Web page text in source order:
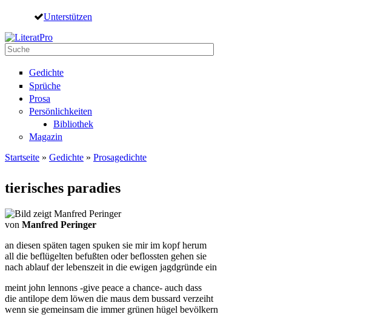
Direkt zum Inhalt
Unterstützen
Suche
Gedichte
Sprüche
Prosa
Persönlichkeiten
Bibliothek
Magazin
Startseite » Gedichte » Prosagedichte
tierisches paradies
von Manfred Peringer
an diesen späten tagen spuken sie mir im kopf herum
all die beflügelten befußten oder beflossten gehen sie
nach ablauf der lebenszeit in die ewigen jagdgründe ein
meint john lennons -give peace a chance- auch dass
die antilope dem löwen die maus dem bussard verzeiht
wenn sie gemeinsam die immer grünen hügel bevölkern